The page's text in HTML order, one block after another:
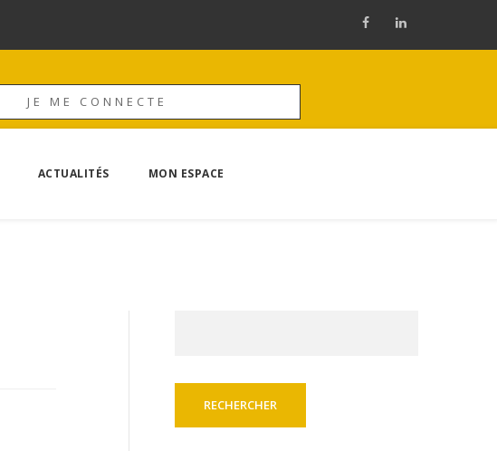
JE ME CONNECTE
ACTUALITÉS MON ESPACE